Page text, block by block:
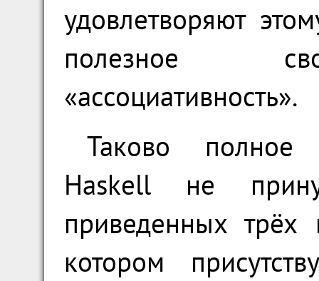
удовлетворяют
полезное
«ассоциативность».
Таково полное
Haskell не
приведенных
котором